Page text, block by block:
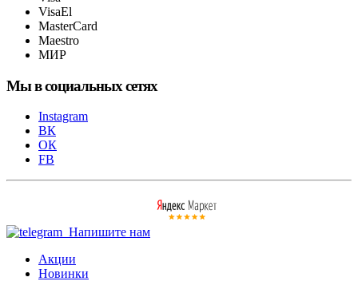
VisaEl
MasterCard
Maestro
МИР
Мы в социальных сетях
Instagram
ВК
ОК
FB
Напишите нам
Акции
Новинки